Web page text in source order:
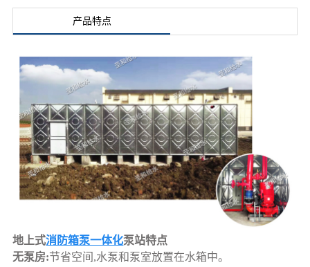
产品特点
地上式消防箱泵一体化泵站特点
无泵房:节省空间,水泵和泵室放置在水箱中。